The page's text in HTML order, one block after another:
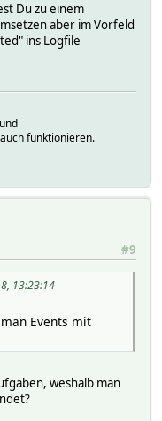
Du zu einem
aber im Vorfeld
ins Logfile
funktionieren.
#9
13:23:14
Events mit
weshalb man